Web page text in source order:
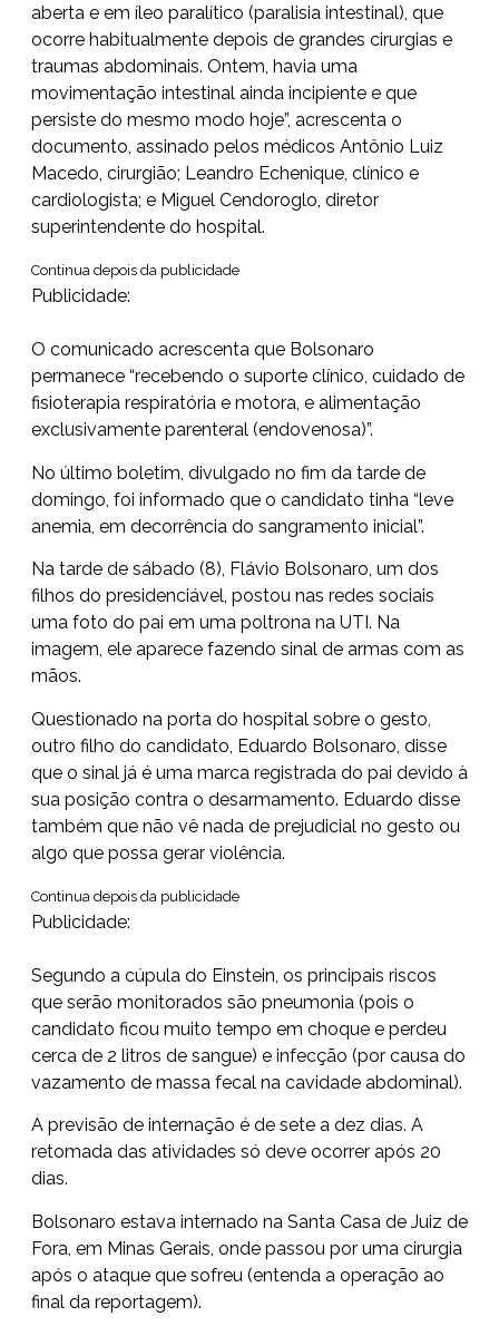
aberta e em íleo paralítico (paralisia intestinal), que
ocorre habitualmente depois de grandes cirurgias e
traumas abdominais. Ontem, havia uma
movimentação intestinal ainda incipiente e que
persiste do mesmo modo hoje”, acrescenta o
documento, assinado pelos médicos Antônio Luiz
Macedo, cirurgião; Leandro Echenique, clínico e
cardiologista; e Miguel Cendoroglo, diretor
superintendente do hospital.
Continua depois da publicidade
Publicidade:
O comunicado acrescenta que Bolsonaro
permanece “recebendo o suporte clínico, cuidado de
fisioterapia respiratória e motora, e alimentação
exclusivamente parenteral (endovenosa)”.
No último boletim, divulgado no fim da tarde de
domingo, foi informado que o candidato tinha “leve
anemia , em decorrência do sangramento inicial”.
Na tarde de sábado (8), Flávio Bolsonaro, um dos
filhos do presidenciável, postou nas redes sociais
uma foto do pai em uma poltrona na UTI. Na
imagem, ele aparece fazendo sinal de armas com as
mãos.
Questionado na porta do hospital sobre o gesto,
outro filho do candidato, Eduardo Bolsonaro, disse
que o sinal já é uma marca registrada do pai devido à
sua posição contra o desarmamento. Eduardo disse
também que não vê nada de prejudicial no gesto ou
algo que possa gerar violência.
Continua depois da publicidade
Publicidade:
Segundo a cúpula do Einstein, os principais riscos
que serão monitorados são pneumonia (pois o
candidato ficou muito tempo em choque e perdeu
cerca de 2 litros de sangue) e infecção (por causa do
vazamento de massa fecal na cavidade abdominal).
A previsão de internação é de sete a dez dias. A
retomada das atividades só deve ocorrer após 20
dias.
Bolsonaro estava internado na Santa Casa de Juiz de
Fora, em Minas Gerais, onde passou por uma cirurgia
após o ataque que sofreu (entenda a operação ao
final da reportagem).